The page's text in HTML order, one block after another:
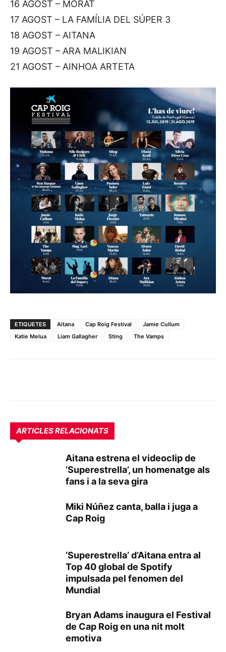
16 AGOST – MORAT
17 AGOST – LA FAMÍLIA DEL SÚPER 3
18 AGOST – AITANA
19 AGOST – ARA MALIKIAN
21 AGOST – AINHOA ARTETA
ETIQUETES Aitana Cap Roig Festival
Jamie Cullum
Katie Melua
Liam Gallagher Sting The Vamps
ARTICLES RELACIONATS
Aitana estrena el videoclip de
‘Superestrella’, un homenatge als
fans i a la seva gira
Miki Núñez canta, balla i juga a
Cap Roig
‘Superestrella’ d’Aitana entra al
Top 40 global de Spotify
impulsada pel fenomen del
Mundial
Bryan Adams inaugura el Festival
de Cap Roig en una nit molt
emotiva